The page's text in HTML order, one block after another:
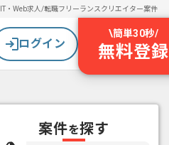
IT・Web求人/転職フリーランスクリエイター案件
ログイン
\簡単30秒/
無料登録
案件を探す